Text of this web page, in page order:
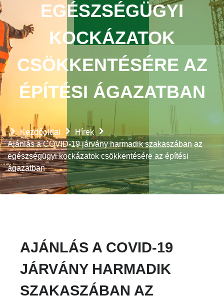
Kezdőoldal
Hírek
Ajánlás a COVID-19 járvány harmadik szakaszában az
egészségügyi kockázatok csökkentésére az építési
ágazatban
EGÉSZSÉGÜGYI
KOCKÁZATOK
CSÖKKENTÉSÉRE AZ
ÉPÍTÉSI ÁGAZATBAN
AJÁNLÁS A COVID-19
JÁRVÁNY HARMADIK
SZAKASZÁBAN AZ